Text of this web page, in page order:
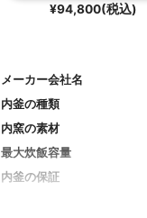
¥94,800(税込)
メーカー会社名
内釜の種類
内窯の素材
最大炊飯容量
内釜の保証